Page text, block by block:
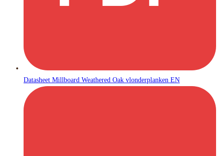
Datasheet Millboard Weathered Oak vlonderplanken EN